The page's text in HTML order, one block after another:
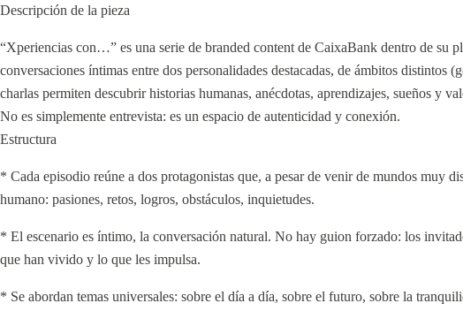
Descripción de la pieza
“Xperiencias con…” es una serie de branded content de CaixaBank dentro de su
conversaciones íntimas entre dos personalidades destacadas, de ámbitos distintos
charlas permiten descubrir historias humanas, anécdotas, aprendizajes, sueños y
No es simplemente entrevista: es un espacio de autenticidad y conexión.
Estructura
* Cada episodio reúne a dos protagonistas que, a pesar de venir de mundos muy
humano: pasiones, retos, logros, obstáculos, inquietudes.
* El escenario es íntimo, la conversación natural. No hay guion forzado: los
que han vivido y lo que les impulsa.
* Se abordan temas universales: sobre el día a día, sobre el futuro, sobre la